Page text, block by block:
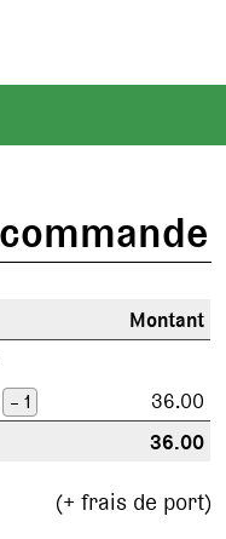
Montant
– 1
36.00
36.00
(+ frais de port)